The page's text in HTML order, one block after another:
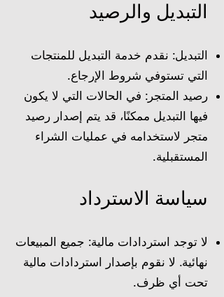
التبديل والرصيد
التبديل: نقدم خدمة التبديل للمنتجات
التي تستوفي شروط الإرجاع.
رصيد المتجر: في الحالات التي لا يكون
فيها التبديل ممكنًا، قد يتم إصدار رصيد
متجر لاستخدامه في عمليات الشراء
المستقبلية.
سياسة الاسترداد
لا توجد استردادات مالية: جميع المبيعات
نهائية. لا نقوم بإصدار استردادات مالية
تحت أي ظرف.